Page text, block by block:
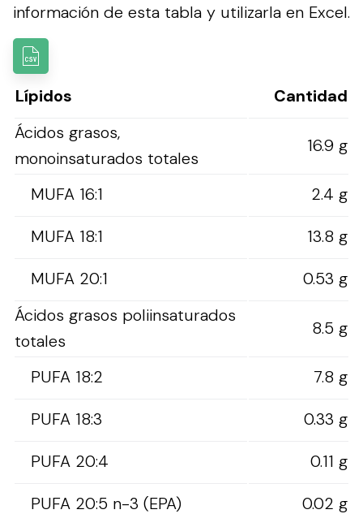
información de esta tabla y utilizarla en Excel.
Lípidos
Cantidad
Ácidos grasos,
monoinsaturados totales
16.9 g
MUFA 16:1
2.4 g
MUFA 18:1
13.8 g
MUFA 20:1
0.53 g
Ácidos grasos poliinsaturados
totales
8.5 g
PUFA 18:2
7.8 g
PUFA 18:3
0.33 g
PUFA 20:4
0.11 g
PUFA 20:5 n-3 (EPA)
0.02 g